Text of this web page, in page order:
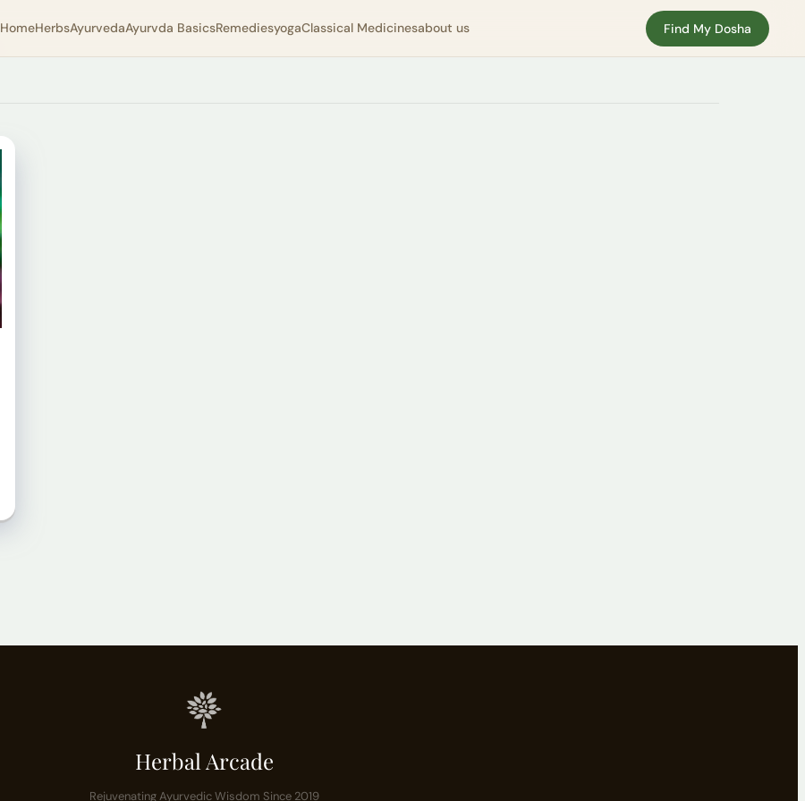
HomeHerbsAyurvedaAyurvda BasicsRemediesyogaClassical Medicinesabout us Find My Dosha
Herbal Arcade
Rejuvenating Ayurvedic Wisdom Since 2019